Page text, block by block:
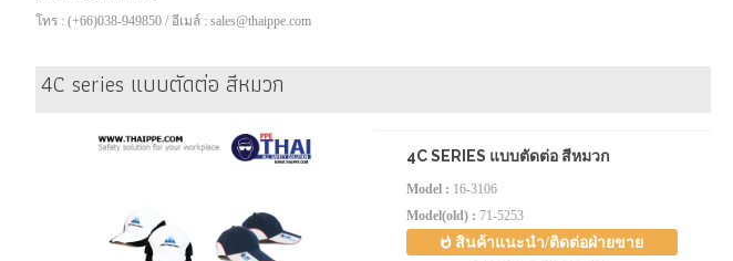
โทร : (+66)038-949850 / อีเมล์ : sales@thaippe.com
4C series แบบตัดต่อ สีหมวก
4C SERIES แบบตัดต่อ สีหมวก
Model : 16-3106
Model(old) : 71-5253
สินค้าแนะนำ/ติดต่อฝ่ายขาย